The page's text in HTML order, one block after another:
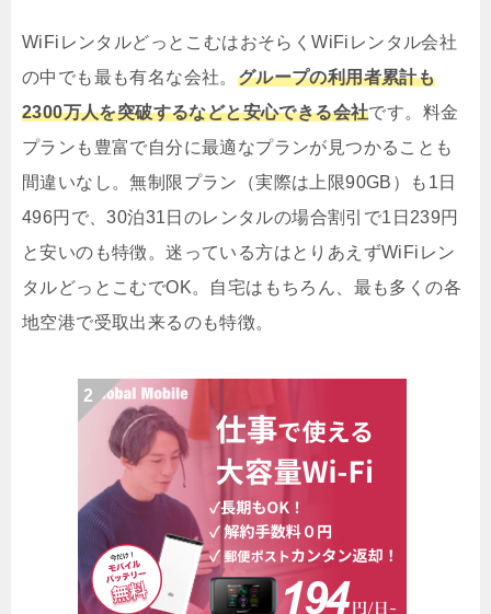
WiFiレンタルどっとこむはおそらくWiFiレンタル会社
の中でも最も有名な会社。 グループの利用者累計も
2300万人を突破するなどと安心できる会社です。料金
プランも豊富で自分に最適なプランが見つかることも
間違いなし。無制限プラン（実際は上限90GB）も1日
496円で、30泊31日のレンタルの場合割引で1日239円
と安いのも特徴。迷っている方はとりあえずWiFiレン
タルどっとこむでOK。自宅はもちろん、最も多くの各
地空港で受取出来るのも特徴。